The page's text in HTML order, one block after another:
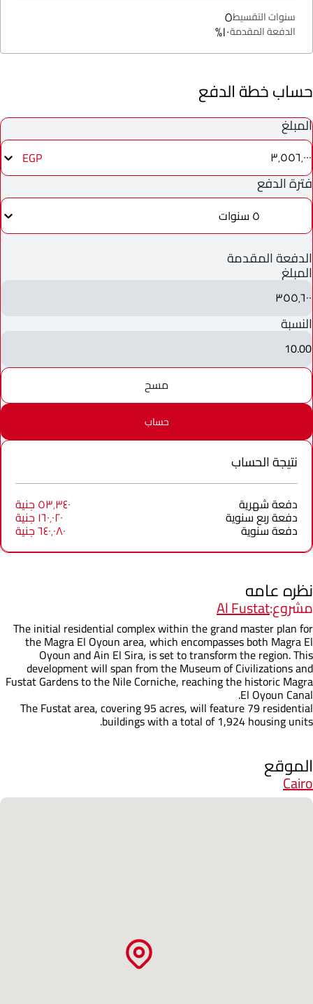
سنوات التقسيط٥
الدفعة المقدمة١٠%
حساب خطة الدفع
المبلغ
٣٬٥٥٦٬٠٠٠ EGP
فترة الدفع
٥ سنوات
الدفعة المقدمة
المبلغ
٣٥٥٬٦٠٠
النسبة
10.00
مسح
حساب
نتيجة الحساب
دفعة شهرية ٥٣٬٣٤٠ جنية
دفعة ربع سنوية ١٦٠٬٠٢٠ جنية
دفعة سنوية ٦٤٠٬٠٨٠ جنية
نظره عامه
مشروع:Al Fustat
The initial residential complex within the grand master plan for
the Magra El Oyoun area, which encompasses both Magra El
Oyoun and Ain El Sira, is set to transform the region. This
development will span from the Museum of Civilizations and
Fustat Gardens to the Nile Corniche, reaching the historic Magra
El Oyoun Canal.
The Fustat area, covering 95 acres, will feature 79 residential
buildings with a total of 1,924 housing units.
الموقع
Cairo